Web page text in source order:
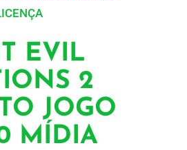
EVIL
2
JOGO
MÍDIA